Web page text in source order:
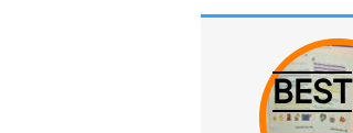
BEST